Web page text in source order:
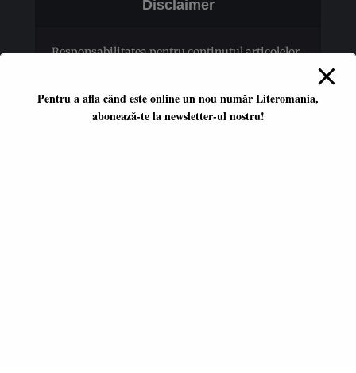
Disclaimer
Responsabilitatea pentru conţinutul articolelor
Pentru a afla când este online un nou număr Literomania,
abonează-te la newsletter-ul nostru!